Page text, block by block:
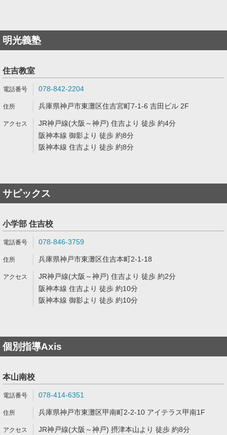
明光義塾
住吉教室
078-842-2204
兵庫県神戸市東灘区住吉宮町7-1-6 吉田ビル 2F
JR神戸線(大阪～神戸) 住吉より 徒歩 約4分
阪神本線 御影より 徒歩 約8分
阪神本線 住吉より 徒歩 約8分
サピックス
小学部 住吉校
078-846-3759
兵庫県神戸市東灘区住吉本町2-1-18
JR神戸線(大阪～神戸) 住吉より 徒歩 約2分
阪神本線 住吉より 徒歩 約10分
阪神本線 御影より 徒歩 約10分
個別指導Axis
本山南校
078-414-6351
兵庫県神戸市東灘区甲南町2-2-10 アイテラス甲南1F
JR神戸線(大阪～神戸) 摂津本山より 徒歩 約8分